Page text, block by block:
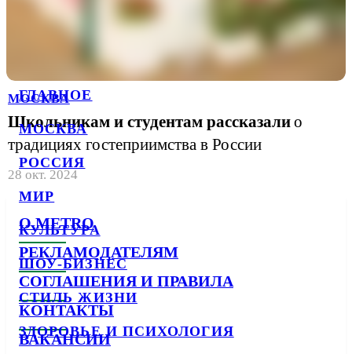
ГЛАВНОЕ
МОСКВА
РОССИЯ
МИР
КУЛЬТУРА
ШОУ-БИЗНЕС
СТИЛЬ ЖИЗНИ
ЗДОРОВЬЕ И ПСИХОЛОГИЯ
МОСКВА
Школьникам и студентам рассказалио
традициях гостеприимства в России
28 окт. 2024
О METRO
РЕКЛАМОДАТЕЛЯМ
СОГЛАШЕНИЯ И ПРАВИЛА
КОНТАКТЫ
ВАКАНСИИ